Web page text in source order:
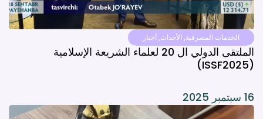
الخدمات المصرفية, الأحداث, أخبار
الملتقى الدولي ال 20 لعلماء الشريعة الإسلامية
(ISSF2025)
16 سبتمبر 2025